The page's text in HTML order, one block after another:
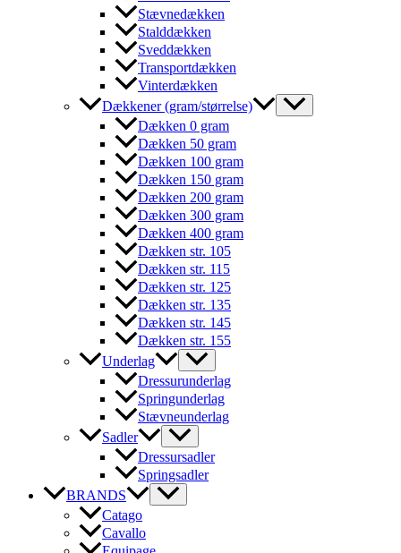
Stævnedækken
Stalddækken
Sveddækken
Transportdækken
Vinterdækken
Dækkener (gram/størrelse)
Dækken 0 gram
Dækken 50 gram
Dækken 100 gram
Dækken 150 gram
Dækken 200 gram
Dækken 300 gram
Dækken 400 gram
Dækken str. 105
Dækken str. 115
Dækken str. 125
Dækken str. 135
Dækken str. 145
Dækken str. 155
Underlag
Dressurunderlag
Springunderlag
Stævneunderlag
Sadler
Dressursadler
Springsadler
BRANDS
Catago
Cavallo